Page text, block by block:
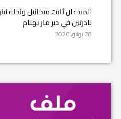
المبدعان ثابت ميخائيل ونجله
نادرتين في دير مار بهنام
28 يونيو, 2026